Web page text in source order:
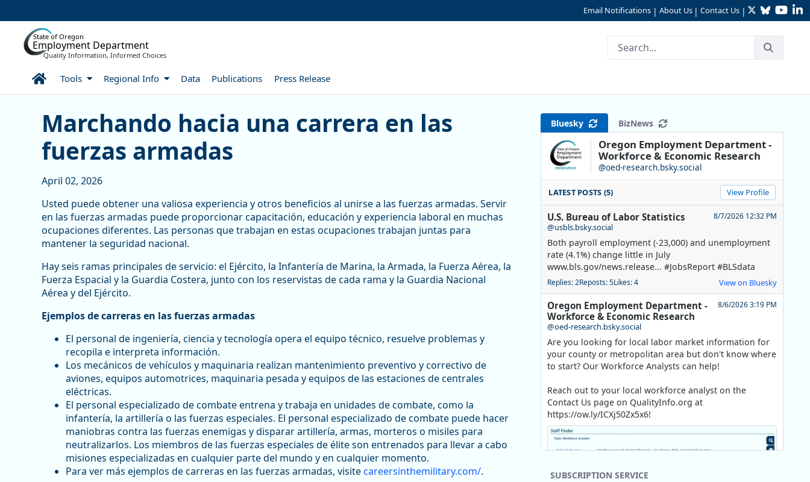
Email Notifications | About Us | Contact Us | TwitterBluesky
State of Oregon
Employment Department
Quality Information, Informed Choices
HomeTools Regional Info Data Publications Press Release
Marchando hacia una carrera en las fuerzas armadas
Marchando hacia una carrera en las
fuerzas armadas
April 02, 2026
Usted puede obtener una valiosa experiencia y otros beneficios al unirse a las fuerzas armadas. Servir
en las fuerzas armadas puede proporcionar capacitación, educación y experiencia laboral en muchas
ocupaciones diferentes. Las personas que trabajan en estas ocupaciones trabajan juntas para
mantener la seguridad nacional.
Hay seis ramas principales de servicio: el Ejército, la Infantería de Marina, la Armada, la Fuerza Aérea, la
Fuerza Espacial y la Guardia Costera, junto con los reservistas de cada rama y la Guardia Nacional
Aérea y del Ejército.
Ejemplos de carreras en las fuerzas armadas
El personal de ingeniería, ciencia y tecnología opera el equipo técnico, resuelve problemas y
recopila e interpreta información.
Los mecánicos de vehículos y maquinaria realizan mantenimiento preventivo y correctivo de
aviones, equipos automotrices, maquinaria pesada y equipos de las estaciones de centrales
eléctricas.
El personal especializado de combate entrena y trabaja en unidades de combate, como la
infantería, la artillería o las fuerzas especiales. El personal especializado de combate puede hacer
maniobras contra las fuerzas enemigas y disparar artillería, armas, morteros o misiles para
neutralizarlos. Los miembros de las fuerzas especiales de élite son entrenados para llevar a cabo
misiones especializadas en cualquier parte del mundo y en cualquier momento.
Para ver más ejemplos de carreras en las fuerzas armadas, visitecareersinthemilitary.com/.
Bluesky BizNews
Oregon Employment Department -
Workforce & Economic Research
@oed-research.bsky.social
LATEST POSTS (5) View Profile
U.S. Bureau of Labor Statistics
@usbls.bsky.social
8/7/2026 12:32 PM
Both payroll employment (-23,000) and unemployment
rate (4.1%) change little in July
www.bls.gov/news.release... #JobsReport #BLSdata
Replies: 2Reposts: 5Likes: 4 View on Bluesky
Oregon Employment Department -
Workforce & Economic Research
@oed-research.bsky.social
8/6/2026 3:19 PM
Are you looking for local labor market information for
your county or metropolitan area but don't know where
to start? Our Workforce Analysts can help!
Reach out to your local workforce analyst on the
Contact Us page on QualityInfo.org at
https://ow.ly/ICXj50Zx5x6!
SUBSCRIPTION SERVICE